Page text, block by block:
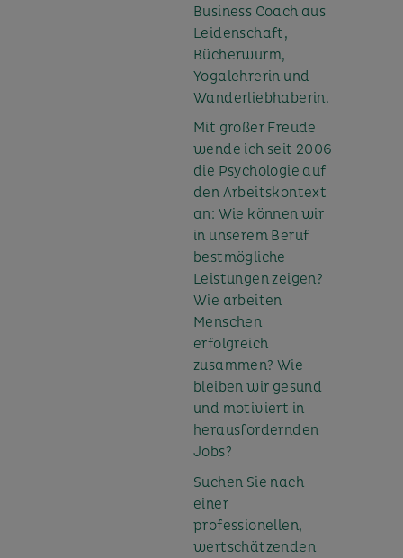
Business Coach aus
Leidenschaft,
Bücherwurm,
Yogalehrerin und
Wanderliebhaberin.
Mit großer Freude
wende ich seit 2006
die Psychologie auf
den Arbeitskontext
an: Wie können wir
in unserem Beruf
bestmögliche
Leistungen zeigen?
Wie arbeiten
Menschen
erfolgreich
zusammen? Wie
bleiben wir gesund
und motiviert in
herausfordernden
Jobs?
Suchen Sie nach
einer
professionellen,
wertschätzenden